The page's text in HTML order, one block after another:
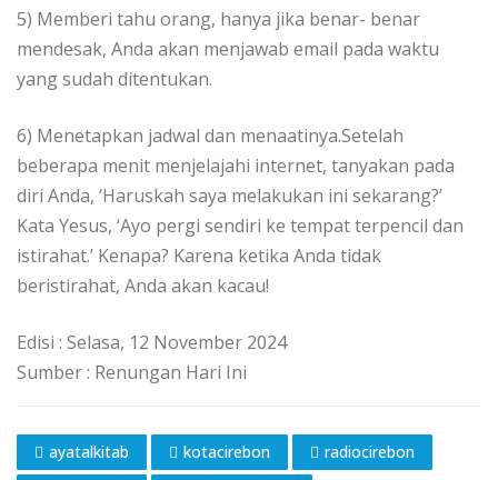
5) Memberi tahu orang, hanya jika benar- benar
mendesak, Anda akan menjawab email pada waktu
yang sudah ditentukan.
6) Menetapkan jadwal dan menaatinya.Setelah
beberapa menit menjelajahi internet, tanyakan pada
diri Anda, ‘Haruskah saya melakukan ini sekarang?’
Kata Yesus, ‘Ayo pergi sendiri ke tempat terpencil dan
istirahat.’ Kenapa? Karena ketika Anda tidak
beristirahat, Anda akan kacau!
Edisi : Selasa, 12 November 2024
Sumber : Renungan Hari Ini
ayatalkitab kotacirebon
radiocirebon